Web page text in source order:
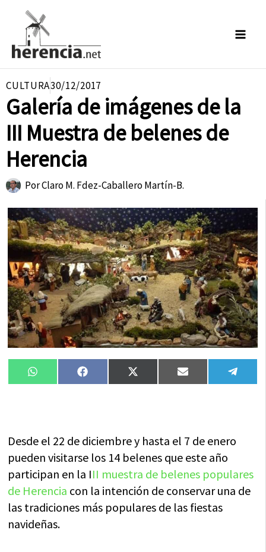
contenido
CULTURA30/12/2017
Galería de imágenes de la
III Muestra de belenes de
Herencia
PorClaro M. Fdez-Caballero Martín-B.
Compartir
en
WhatsAppCompartir
en
FacebookCompartir
en
X
(Twitter)
Compartir
en
Email
en
Desde el 22 de diciembre y hasta el 7 de enero
pueden visitarse los 14 belenes que este año
participan en la III muestra de belenes populares
de Herencia con la intención de conservar una de
las tradiciones más populares de las fiestas
navideñas.